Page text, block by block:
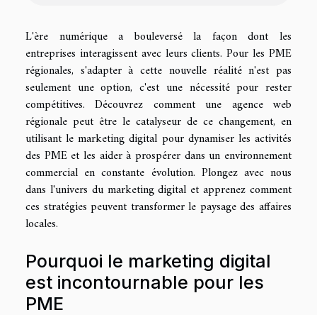
L'ère numérique a bouleversé la façon dont les
entreprises interagissent avec leurs clients. Pour les PME
régionales, s'adapter à cette nouvelle réalité n'est pas
seulement une option, c'est une nécessité pour rester
compétitives. Découvrez comment une agence web
régionale peut être le catalyseur de ce changement, en
utilisant le marketing digital pour dynamiser les activités
des PME et les aider à prospérer dans un environnement
commercial en constante évolution. Plongez avec nous
dans l'univers du marketing digital et apprenez comment
ces stratégies peuvent transformer le paysage des affaires
locales.
Pourquoi le marketing digital
est incontournable pour les
PME